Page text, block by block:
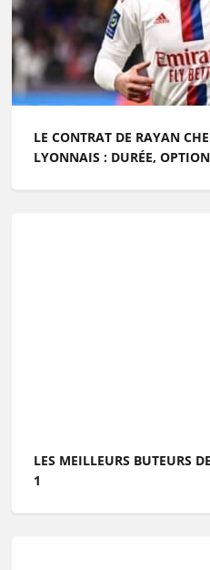
LE CONTRAT DE RAYAN
LYONNAIS : DURÉE,
LES MEILLEURS BUTEURS
1